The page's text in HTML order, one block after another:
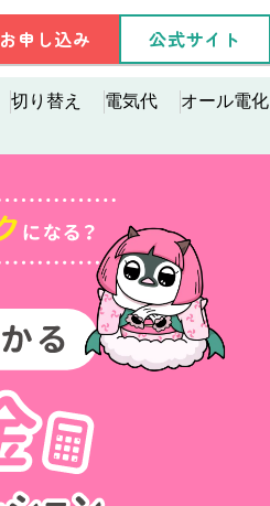
お申し込み 公式サイト
切り替え 電気代 オール電化